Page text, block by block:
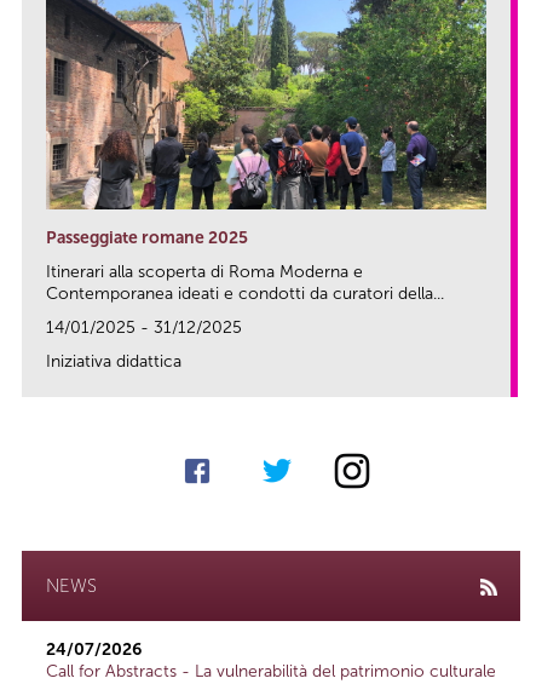
Passeggiate romane 2025
Itinerari alla scoperta di Roma Moderna e
Contemporanea ideati e condotti da curatori della...
14/01/2025 - 31/12/2025
Iniziativa didattica
NEWS
24/07/2026
Call for Abstracts - La vulnerabilità del patrimonio culturale